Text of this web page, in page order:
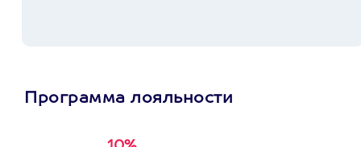
Программа лояльности